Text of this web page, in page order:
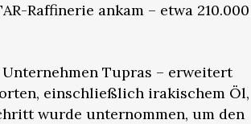
Raffinerie ankam – etwa
Tupras – erweitert
einschließlich irakischem Öl,
wurde unternommen, um den